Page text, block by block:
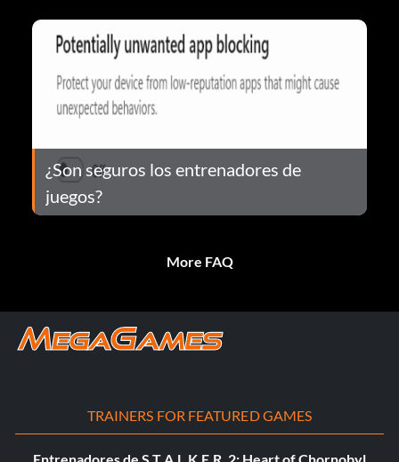
¿Son seguros los entrenadores de
juegos?
More FAQ
TRAINERS FOR FEATURED GAMES